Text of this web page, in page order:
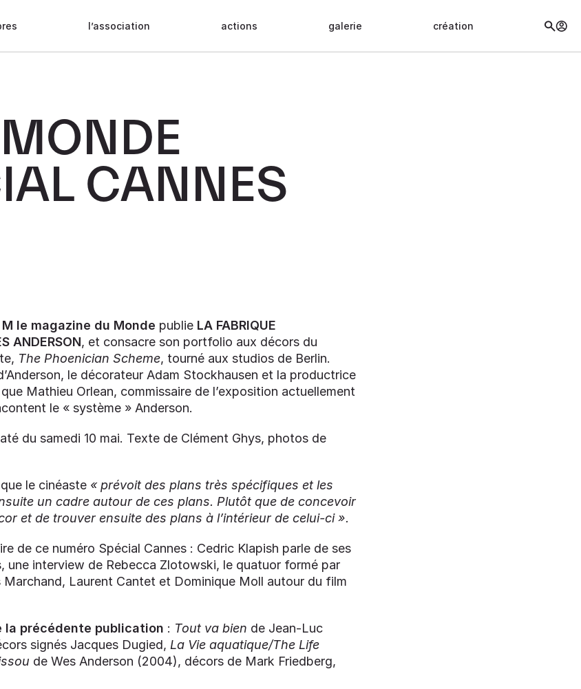
l’association actions galerie création
CANNES
M le magazine du Monde publie LA FABRIQUE
ANDERSON, et consacre son portfolio aux décors du
The Phoenician Scheme, tourné aux studios de Berlin.
le décorateur Adam Stockhausen et la productrice
Mathieu Orlean, commissaire de l’exposition actuellement
le « système » Anderson.
du samedi 10 mai. Texte de Clément Ghys, photos de
le cinéaste « prévoit des plans très spécifiques et les
un cadre autour de ces plans. Plutôt que de concevoir
et de trouver ensuite des plans à l’intérieur de celui-ci ».
de ce numéro Spécial Cannes : Cedric Klapish parle de ses
une interview de Rebecca Zlotowski, le quatuor formé par
Marchand, Laurent Cantet et Dominique Moll autour du film
la précédente publication : Tout va bien de Jean-Luc
signés Jacques Dugied, La Vie aquatique/The Life
de Wes Anderson (2004), décors de Mark Friedberg,